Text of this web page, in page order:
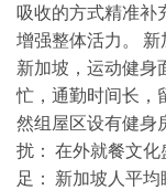
吸收的方式精准补
增强整体活力。
新加坡，运动健身
忙，通勤时间长，
然组屋区设有健身
扰： 在外就餐文
足： 新加坡人平